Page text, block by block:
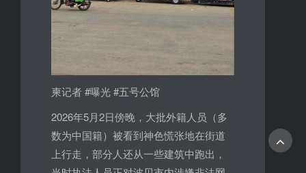
柬记者 #曝光 #五号公馆
2026年5月2日傍晚，大批外籍人员（多
数为中国籍）被看到神色慌张地在街道
上行走，部分人还从一些建筑中跑出，